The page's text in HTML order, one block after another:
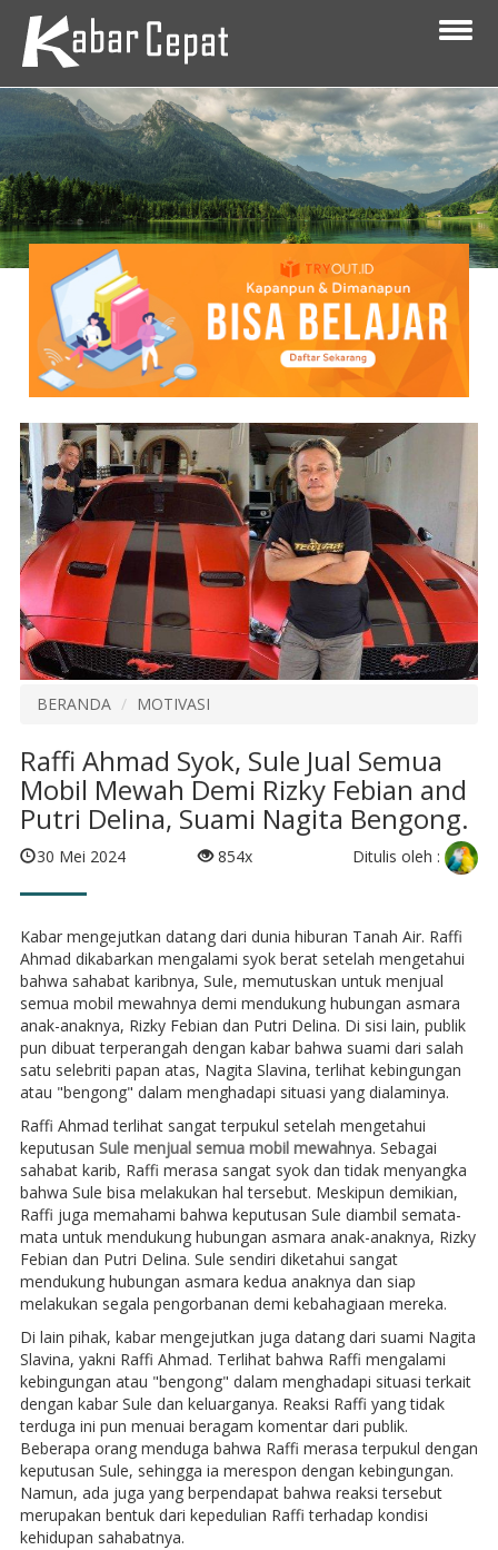
BERANDA MOTIVASI
Raffi Ahmad Syok, Sule Jual Semua
Mobil Mewah Demi Rizky Febian and
Putri Delina, Suami Nagita Bengong.
30 Mei 2024 854x Ditulis oleh :
Kabar mengejutkan datang dari dunia hiburan Tanah Air. Raffi
Ahmad dikabarkan mengalami syok berat setelah mengetahui
bahwa sahabat karibnya, Sule, memutuskan untuk menjual
semua mobil mewahnya demi mendukung hubungan asmara
anak-anaknya, Rizky Febian dan Putri Delina. Di sisi lain, publik
pun dibuat terperangah dengan kabar bahwa suami dari salah
satu selebriti papan atas, Nagita Slavina, terlihat kebingungan
atau "bengong" dalam menghadapi situasi yang dialaminya.
Raffi Ahmad terlihat sangat terpukul setelah mengetahui
keputusan Sule menjual semua mobil mewahnya. Sebagai
sahabat karib, Raffi merasa sangat syok dan tidak menyangka
bahwa Sule bisa melakukan hal tersebut. Meskipun demikian,
Raffi juga memahami bahwa keputusan Sule diambil semata-
mata untuk mendukung hubungan asmara anak-anaknya, Rizky
Febian dan Putri Delina. Sule sendiri diketahui sangat
mendukung hubungan asmara kedua anaknya dan siap
melakukan segala pengorbanan demi kebahagiaan mereka.
Di lain pihak, kabar mengejutkan juga datang dari suami Nagita
Slavina, yakni Raffi Ahmad. Terlihat bahwa Raffi mengalami
kebingungan atau "bengong" dalam menghadapi situasi terkait
dengan kabar Sule dan keluarganya. Reaksi Raffi yang tidak
terduga ini pun menuai beragam komentar dari publik.
Beberapa orang menduga bahwa Raffi merasa terpukul dengan
keputusan Sule, sehingga ia merespon dengan kebingungan.
Namun, ada juga yang berpendapat bahwa reaksi tersebut
merupakan bentuk dari kepedulian Raffi terhadap kondisi
kehidupan sahabatnya.